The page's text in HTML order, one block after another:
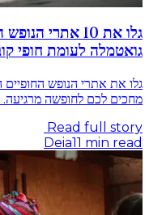
גלו את 10 אתרי
גואטמלה לעומת חופי
גלו את אתרי הנופש החופיים
מחכים לכם לחופשה
Read full story
Deia11 min read